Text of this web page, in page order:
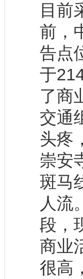
目前
前，
告点
于
了商
交通
头疼
崇安
斑马
人流
段，
商业
很高